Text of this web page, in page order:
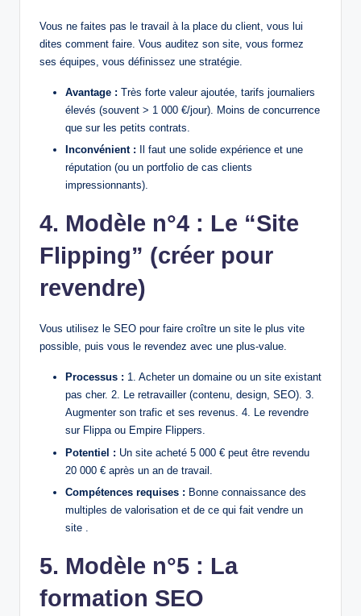
Vous ne faites pas le travail à la place du client, vous lui
dites comment faire. Vous auditez son site, vous formez
ses équipes, vous définissez une stratégie.
Avantage : Très forte valeur ajoutée, tarifs journaliers
élevés (souvent > 1 000 €/jour). Moins de concurrence
que sur les petits contrats.
Inconvénient : Il faut une solide expérience et une
réputation (ou un portfolio de cas clients
impressionnants).
4. Modèle n°4 : Le “Site
Flipping” (créer pour
revendre)
Vous utilisez le SEO pour faire croître un site le plus vite
possible, puis vous le revendez avec une plus-value.
Processus : 1. Acheter un domaine ou un site existant
pas cher. 2. Le retravailler (contenu, design, SEO). 3.
Augmenter son trafic et ses revenus. 4. Le revendre
sur Flippa ou Empire Flippers.
Potentiel : Un site acheté 5 000 € peut être revendu
20 000 € après un an de travail.
Compétences requises : Bonne connaissance des
multiples de valorisation et de ce qui fait vendre un
site .
5. Modèle n°5 : La
formation SEO